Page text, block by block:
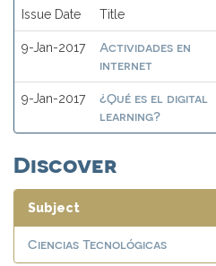
Issue Date Title
9-Jan-2017
Actividades en
internet
9-Jan-2017
¿Qué es el digital
learning?
Discover
Subject
Ciencias Tecnológicas